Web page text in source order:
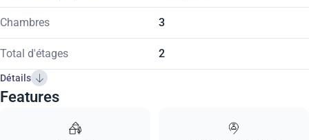
Chambres 3
Total d'étages 2
Détails
Features